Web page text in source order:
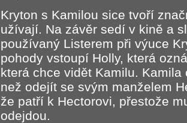
Kryton s Kamilou sice tvoří
užívají. Na závěr sedí v kině a
používaný Listerem při výuce
pohody vstoupí Holly, která
která chce vidět Kamilu.
než odejít se svým manželem
že patří k Hectorovi, přestože
odejdou.